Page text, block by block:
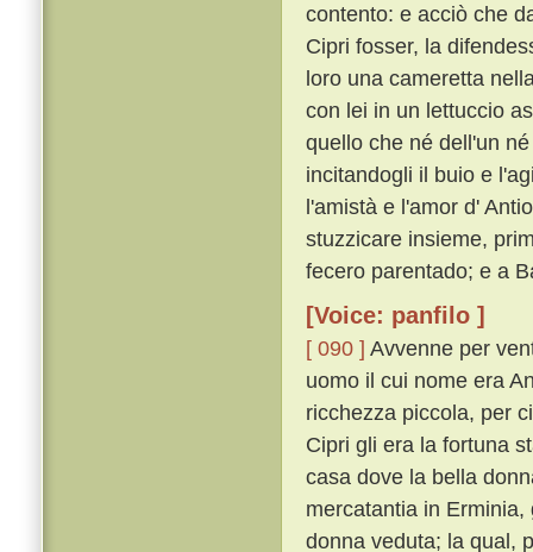
contento: e acciò che
Cipri fosser, la
loro una cameretta
con lei in un lettuccio
quello che né dell'un
incitandogli il buio e
l'amistà e l'amor d'
stuzzicare insieme,
fecero parentado; e a
[Voice: panfilo ]
[ 090 ] Avvenne per
uomo il cui nome era
ricchezza piccola, per
Cipri gli era la fortuna
casa dove la bella
mercatantia in
donna veduta; la qual,